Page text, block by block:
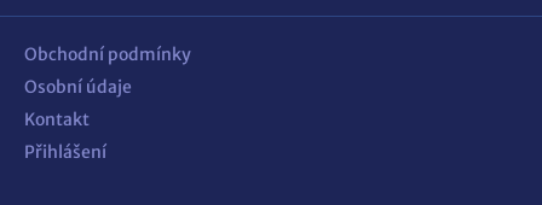
Obchodní podmínky
Osobní údaje
Kontakt
Přihlášení